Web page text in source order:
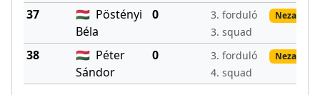
37 🇭🇺 Pöstényi
Béla
0
3. forduló
3. squad
38 🇭🇺 Péter
Sándor
0
3. forduló
4. squad